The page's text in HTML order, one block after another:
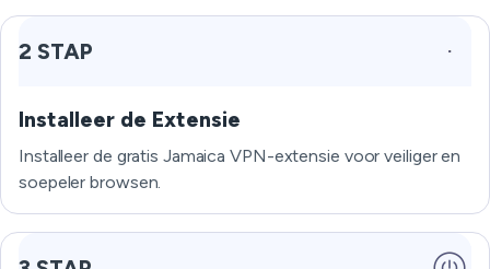
2 STAP
Installeer de Extensie
Installeer de gratis Jamaica VPN-extensie voor veiliger en
soepeler browsen.